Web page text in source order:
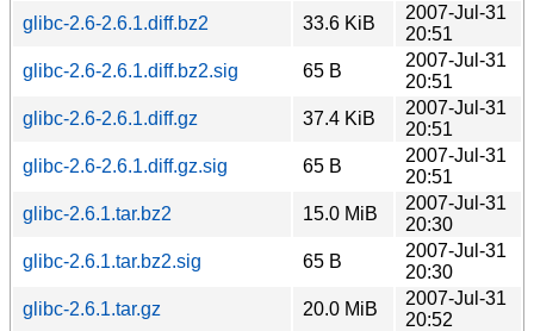
glibc-2.6-2.6.1.diff.bz2
33.6 KiB
2007-Jul-31
20:51
glibc-2.6-2.6.1.diff.bz2.sig
65 B
2007-Jul-31
20:51
glibc-2.6-2.6.1.diff.gz
37.4 KiB
2007-Jul-31
20:51
glibc-2.6-2.6.1.diff.gz.sig
65 B
2007-Jul-31
20:51
glibc-2.6.1.tar.bz2
15.0 MiB
2007-Jul-31
20:30
glibc-2.6.1.tar.bz2.sig
65 B
2007-Jul-31
20:30
glibc-2.6.1.tar.gz
20.0 MiB
2007-Jul-31
20:52